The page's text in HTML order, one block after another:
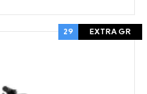
29 EXTRA GR